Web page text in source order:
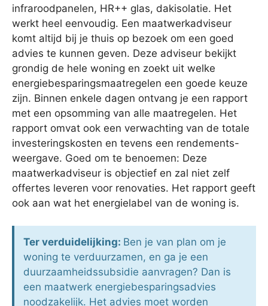
infraroodpanelen, HR++ glas, dakisolatie. Het
werkt heel eenvoudig. Een maatwerkadviseur
komt altijd bij je thuis op bezoek om een goed
advies te kunnen geven. Deze adviseur bekijkt
grondig de hele woning en zoekt uit welke
energiebesparingsmaatregelen een goede keuze
zijn. Binnen enkele dagen ontvang je een rapport
met een opsomming van alle maatregelen. Het
rapport omvat ook een verwachting van de totale
investeringskosten en tevens een rendements-
weergave. Goed om te benoemen: Deze
maatwerkadviseur is objectief en zal niet zelf
offertes leveren voor renovaties. Het rapport geeft
ook aan wat het energielabel van de woning is.
Ter verduidelijking: Ben je van plan om je
woning te verduurzamen, en ga je een
duurzaamheidssubsidie aanvragen? Dan is
een maatwerk energiebesparingsadvies
noodzakelijk. Het advies moet worden